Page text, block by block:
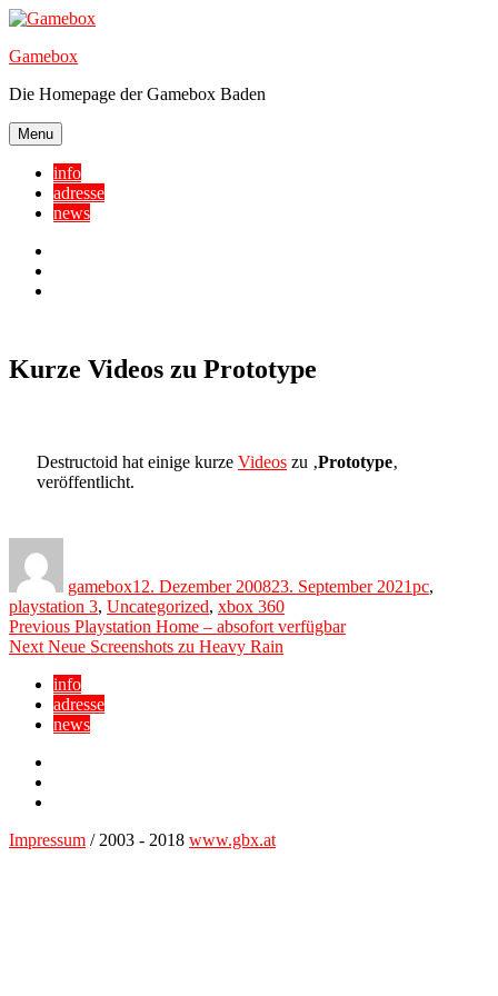
Skip
content
Gamebox
Die Homepage der Gamebox Baden
Menu
info
adresse
news
Kurze Videos zu Prototype
Destructoid hat einige kurze Videos zu ‚Prototype‚
veröffentlicht.
gamebox12. Dezember 200823. September 2021pc,
playstation 3, Uncategorized, xbox 360
Beitragsnavigation
Previous Previous
post:
Playstation Home – absofort verfügbar
Next Next
Neue Screenshots zu Heavy Rain
info
adresse
news
Impressum / 2003 - 2018 www.gbx.at